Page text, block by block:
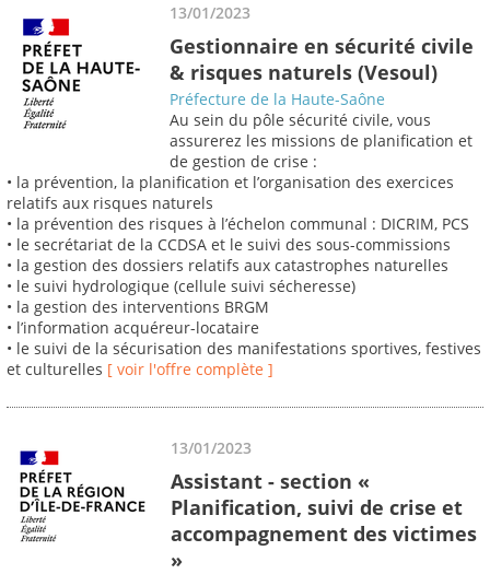
13/01/2023
Gestionnaire en sécurité civile
& risques naturels (Vesoul)
Préfecture de la Haute-Saône
Au sein du pôle sécurité civile, vous
assurerez les missions de planification et
de gestion de crise :
• la prévention, la planification et l’organisation des exercices
relatifs aux risques naturels
• la prévention des risques à l’échelon communal : DICRIM, PCS
• le secrétariat de la CCDSA et le suivi des sous-commissions
• la gestion des dossiers relatifs aux catastrophes naturelles
• le suivi hydrologique (cellule suivi sécheresse)
• la gestion des interventions BRGM
• l’information acquéreur-locataire
• le suivi de la sécurisation des manifestations sportives, festives
et culturelles [ voir l'offre complète ]
13/01/2023
Assistant - section «
Planification, suivi de crise et
accompagnement des victimes
»